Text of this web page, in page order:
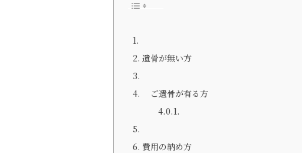
遺骨が無い方
ご遺骨が有る方
費用の納め方